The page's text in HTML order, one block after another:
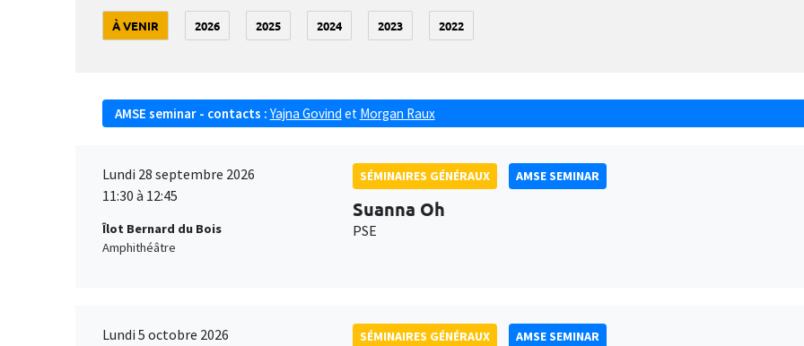
À VENIR 2026 2025 2024 2023 2022
AMSE seminar - contacts : Yajna Govind et Morgan Raux
Lundi 28 septembre 2026
11:30 à 12:45
Îlot Bernard du Bois
Amphithéâtre
SÉMINAIRES GÉNÉRAUX AMSE SEMINAR
Suanna Oh
PSE
Lundi 5 octobre 2026
SÉMINAIRES GÉNÉRAUX AMSE SEMINAR